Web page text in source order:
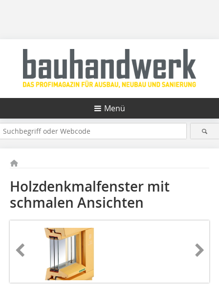
Menü
Holzdenkmalfenster mit
schma­len Ansichten